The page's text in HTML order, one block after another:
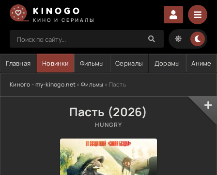
KINOGO
КИНО И СЕРИАЛЫ
Главная Новинки Фильмы Сериалы Дорамы Аниме
Киного - my-kinogo.net»Фильмы » Пасть
Пасть (2026)
HUNGRY